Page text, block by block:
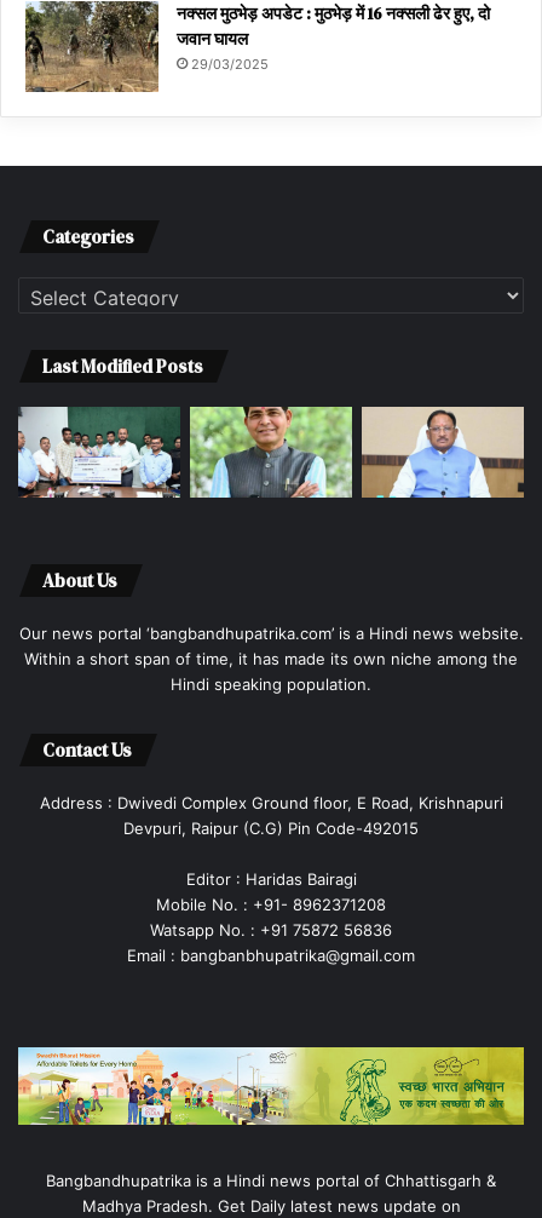
नक्सल मुठभेड़ अपडेट : मुठभेड़ में 16 नक्सली ढेर हुए, दो
जवान घायल
29/03/2025
Categories
Categories
Last Modified Posts
About Us
Our news portal ‘bangbandhupatrika.com’ is a Hindi news website.
Within a short span of time, it has made its own niche among the
Hindi speaking population.
Contact Us
Address : Dwivedi Complex Ground floor, E Road, Krishnapuri
Devpuri, Raipur (C.G) Pin Code-492015
Editor : Haridas Bairagi
Mobile No. : +91- 8962371208
Watsapp No. : +91 75872 56836
Email : bangbanbhupatrika@gmail.com
Bangbandhupatrika is a Hindi news portal of Chhattisgarh &
Madhya Pradesh. Get Daily latest news update on